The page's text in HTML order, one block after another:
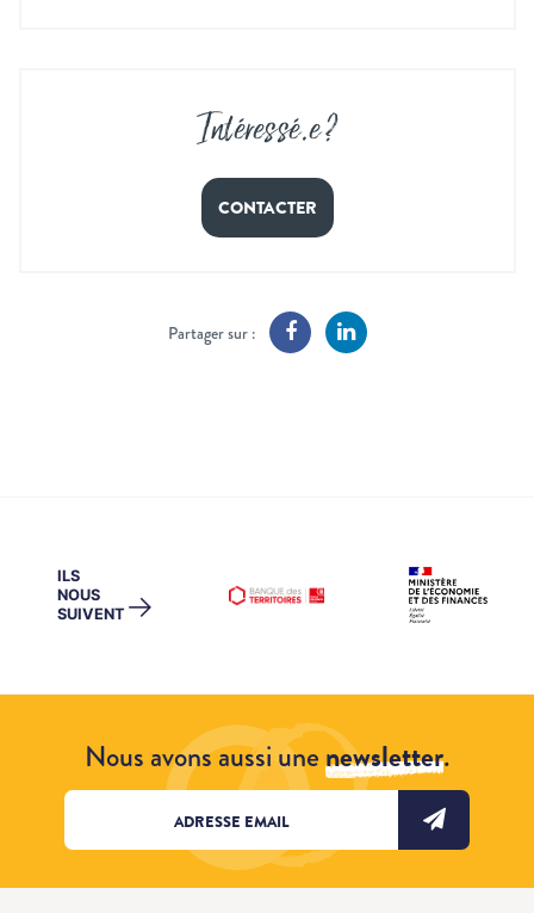
Intéressé.e ?
CONTACTER
Partager sur :
ILS
NOUS
SUIVENT →
Nous avons aussi unenewsletter.